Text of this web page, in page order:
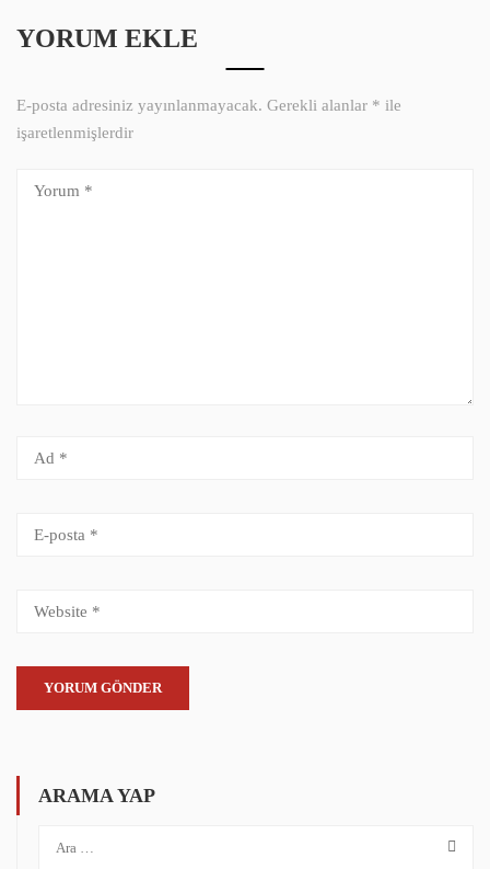
YORUM EKLE
E-posta adresiniz yayınlanmayacak. Gerekli alanlar * ile
işaretlenmişlerdir
ARAMA YAP